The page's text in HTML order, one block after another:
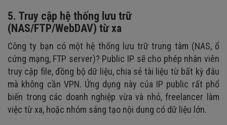
5. Truy cập hệ thống lưu trữ
(NAS/FTP/WebDAV) từ xa
Công ty bạn có một hệ thống lưu trữ trung tâm (NAS, ổ
cứng mạng, FTP server)? Public IP sẽ cho phép nhân viên
truy cập file, đồng bộ dữ liệu, chia sẻ tài liệu từ bất kỳ đâu
mà không cần VPN. Ứng dụng này của IP public rất phổ
biến trong các doanh nghiệp vừa và nhỏ, freelancer làm
việc từ xa, hoặc nhóm sáng tạo nội dung có dữ liệu lớn.